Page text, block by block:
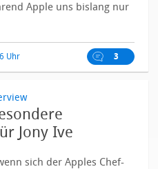
Apple uns bislang nur
Uhr 3
Jony Ive
sich der Apples Chef-